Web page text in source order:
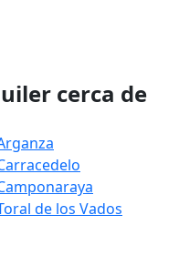
cerca de
de los Vados